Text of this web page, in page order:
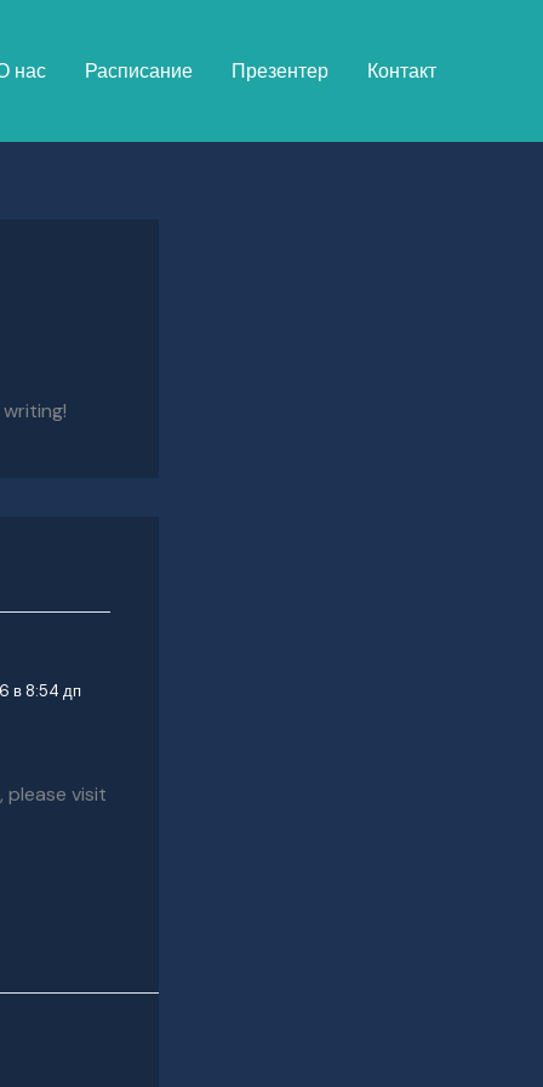
нас Расписание Презентер Контакт
в 8:54 дп
visit